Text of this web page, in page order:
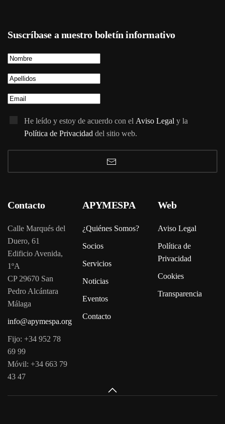
Suscríbase a nuestro boletín informativo
He leído y estoy de acuerdo con el Aviso Legal y la
Política de Privacidad del sitio web.
Contacto
Calle Marqués del
Duero, 61
Edificio Avenida,
1ºA
CP 29670 San
Pedro Alcántara
Málaga
info@apymespa.org
Fijo: +34 952 78
69 99
Móvil: +34 663 79
43 47
APYMESPA
¿Quiénes Somos?
Socios
Servicios
Noticias
Eventos
Contacto
Web
Aviso Legal
Política de
Privacidad
Cookies
Transparencia